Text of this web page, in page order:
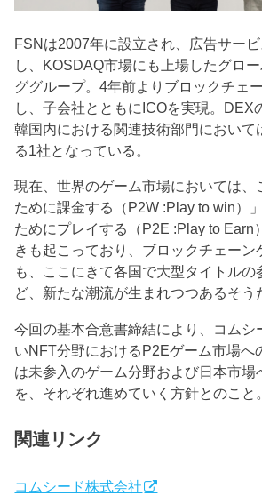
FSNは2007年に設立され、広告サー
し、KOSDAQ市場にも上場したグロ
ググループ。4年前よりブロックチェ
し、子会社とともにICOを実現。DEX
韓国内における関連技術部門において
る1社となっている。
現在、世界のゲーム市場においては、
ために課金する（P2W :Play to win）
ためにプレイする（P2E :Play to Earn
きも起こっており、ブロックチェーン
も、ここにきて各国で大型タイトルの
ど、新たな潮流が生まれつつあるそう
今回の基本合意書締結により、コムシ
いNFT分野におけるP2Eゲーム市場へ
は未参入のゲーム分野および日本市場
を、それぞれ進めていく方針とのこと。
関連リンク
コムシード株式会社